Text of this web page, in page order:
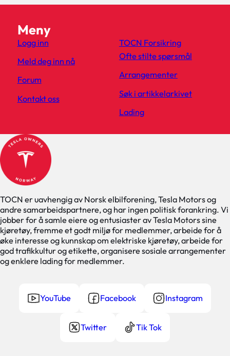
TOCN er uavhengig av Norsk elbilforening, Tesla Motors og
andre samarbeidspartnere, og har ingen politisk forankring. Vi
jobber for å samle eiere og entusiaster av Tesla Motors sine
kjøretøy, fremme et godt miljø for medlemmer, arbeide for å
øke interesse og kunnskap om elektriske kjøretøy, arbeide for
god trafikkultur og etikette, organisere sosiale arrangementer
og enklere lading for medlemmer.
YouTube Facebook Instagram
Twitter Tik Tok
Meny
Logg inn
Meld deg inn nå
Forum
Kontakt oss
TOCN Forsikring
Ofte stilte spørsmål
Arrangementer
Søk i artikkelarkivet
Lading